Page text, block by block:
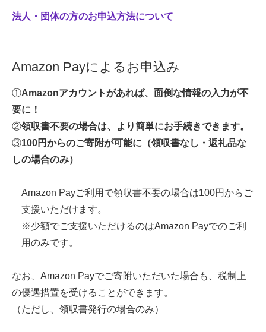
法人・団体の方のお申込方法について
Amazon Payによるお申込み
①Amazonアカウントがあれば、面倒な情報の入力が不
要に！
②領収書不要の場合は、より簡単にお手続きできます。
③100円からのご寄附が可能に（領収書なし・返礼品な
しの場合のみ）
Amazon Payご利用で領収書不要の場合は100円から ご
支援いただけます。
※少額でご支援いただけるのはAmazon Payでのご利
用のみです。
なお、Amazon Payでご寄附いただいた場合も、税制上
の優遇措置を受けることができます。
（ただし、領収書発行の場合のみ）